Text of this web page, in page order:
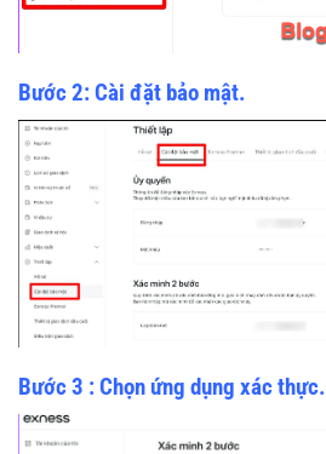
Bước 2: Cài đặt bảo mật.
Bước 3 : Chọn ứng dụng xác thực.